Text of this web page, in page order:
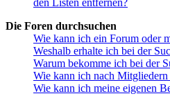
den Listen entfernen?
Die Foren durchsuchen
Wie kann ich ein Forum oder
Weshalb erhalte ich bei der
Warum bekomme ich bei der
Wie kann ich nach Mitgliedern
Wie kann ich meine eigenen